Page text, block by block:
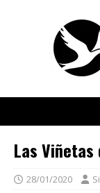
Las Viñetas
28/01/2020